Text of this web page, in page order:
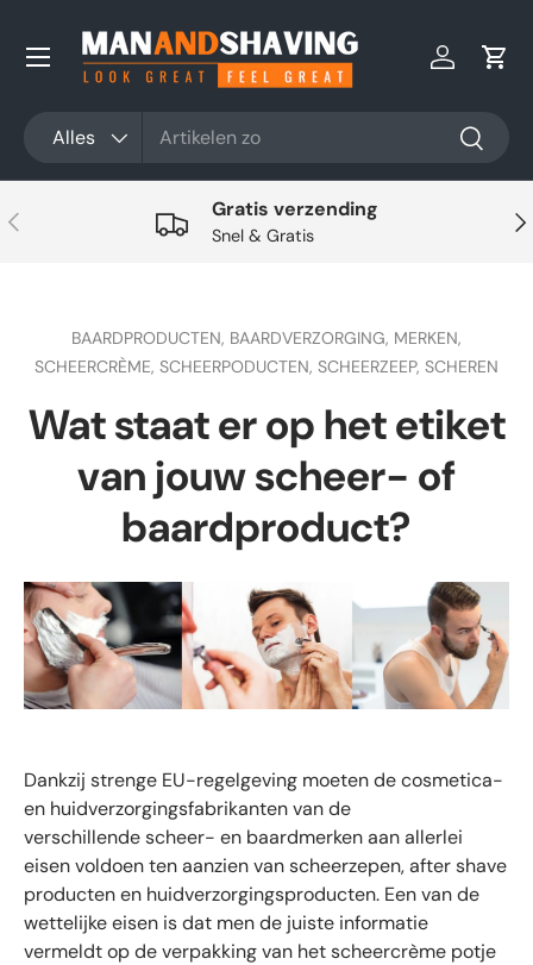
Ga naar inhoud
Alles Zoeken
Inloggen
Vorige Gratis verzending
Snel & Gratis
BAARDPRODUCTEN, BAARDVERZORGING, MERKEN,
SCHEERCRÈME, SCHEERPODUCTEN, SCHEERZEEP, SCHEREN
Wat staat er op het etiket
van jouw scheer- of
baardproduct?
Dankzij strenge EU-regelgeving moeten de cosmetica-
en huidverzorgingsfabrikanten van de
verschillende scheer- en baardmerken aan allerlei
eisen voldoen ten aanzien van scheerzepen, after shave
producten en huidverzorgingsproducten. Een van de
wettelijke eisen is dat men de juiste informatie
vermeldt op de verpakking van het scheercrème potje